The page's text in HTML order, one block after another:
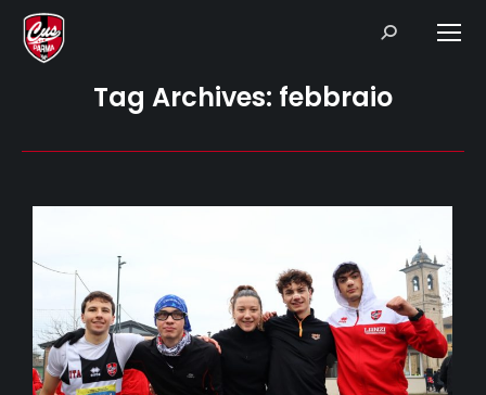
Search:
Tag Archives: febbraio